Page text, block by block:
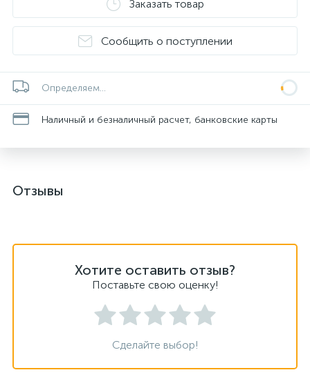
Заказать товар
Сообщить о поступлении
Определяем...
Наличный и безналичный расчет, банковские карты
Отзывы
Хотите оставить отзыв?
Поставьте свою оценку!
Сделайте выбор!